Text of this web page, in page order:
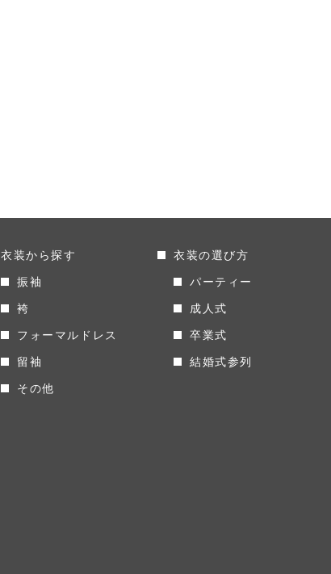
衣装から探す
振袖
袴
フォーマルドレス
留袖
その他
衣装の選び方
パーティー
成人式
卒業式
結婚式参列